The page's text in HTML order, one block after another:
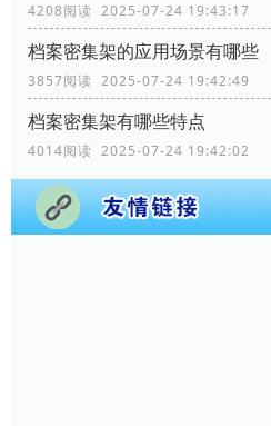
4208阅读 2025-07-24 19:43:17
档案密集架的应用场景有哪些
3857阅读 2025-07-24 19:42:49
档案密集架有哪些特点
4014阅读 2025-07-24 19:42:02